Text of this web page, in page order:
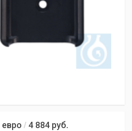
евро / 4 884 руб.